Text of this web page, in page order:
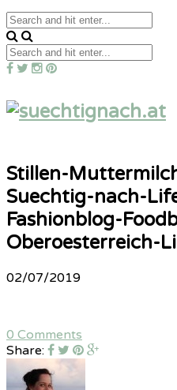
Stillen-
Suechtig-nach-
Fashionblog-
Oberoesterreich-
02/07/2019
0 Comments
Share: